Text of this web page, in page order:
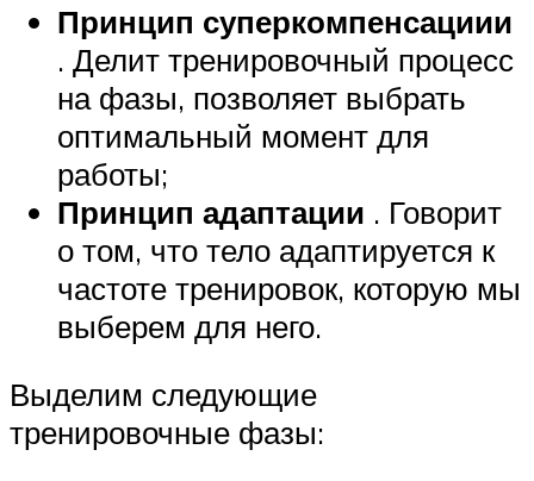
Принцип суперкомпенсациии
. Делит тренировочный процесс
на фазы, позволяет выбрать
оптимальный момент для
работы;
Принцип адаптации . Говорит
о том, что тело адаптируется к
частоте тренировок, которую мы
выберем для него.
Выделим следующие
тренировочные фазы: